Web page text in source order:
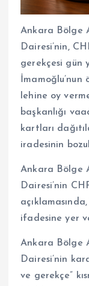
Ankara Bölge
Dairesi’nin,
gerekçesi gün
lehine oy
başkanlığı
kartları
iradesinin
Ankara Bölge
Dairesi’nin
ifadesine yer
Ankara Bölge
Dairesi’nin
ve gerekçe”